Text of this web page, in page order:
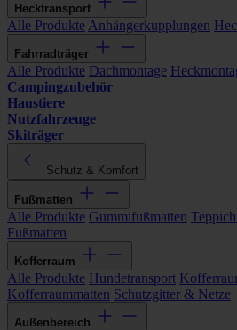
Hecktransport
Alle Produkte Anhängerkupplungen
Fahrradträger
Alle Produkte Dachmontage
Campingzubehör
Haustiere
Nutzfahrzeuge
Skiträger
Schutz & Komfort
Fußmatten
Alle Produkte Gummifußmatten
Fußmatten
Kofferraum
Alle Produkte Hundetransport
Kofferraummatten Schutzgitter & Netze
Außenbereich